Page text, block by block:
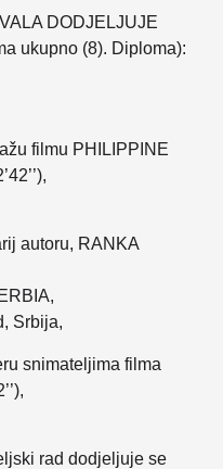
DODJELJUJE
ukupno (8). Diploma):
filmu PHILIPPINE
autoru, RANKA
Srbija,
snimateljima filma
rad dodjeljuje se